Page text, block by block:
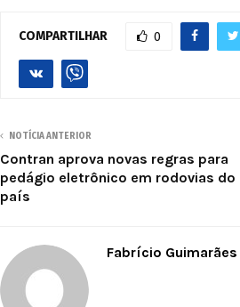
COMPARTILHAR 0
NOTÍCIA ANTERIOR
Contran aprova novas regras para
pedágio eletrônico em rodovias do
país
Fabrício Guimarães